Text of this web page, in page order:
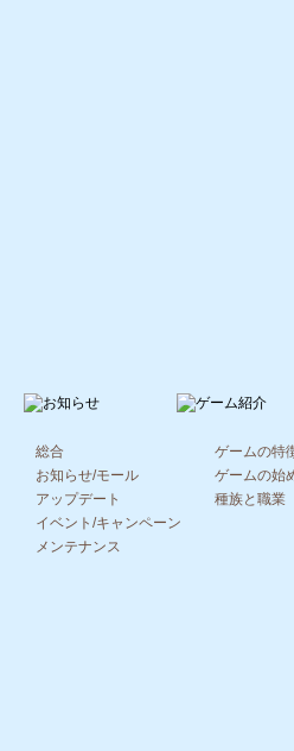
総合
お知らせ/モール
アップデート
イベント/キャンペーン
メンテナンス
ゲームの特
ゲームの始
種族と職業